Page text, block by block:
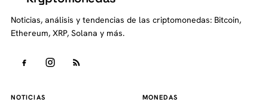
Noticias, análisis y tendencias de las criptomonedas: Bitcoin,
Ethereum, XRP, Solana y más.
NOTICIAS MONEDAS